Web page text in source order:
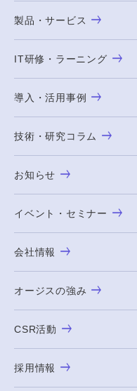
製品・サービス
IT研修・ラーニング
導入・活用事例
技術・研究コラム
お知らせ
イベント・セミナー
会社情報
オージスの強み
CSR活動
採用情報